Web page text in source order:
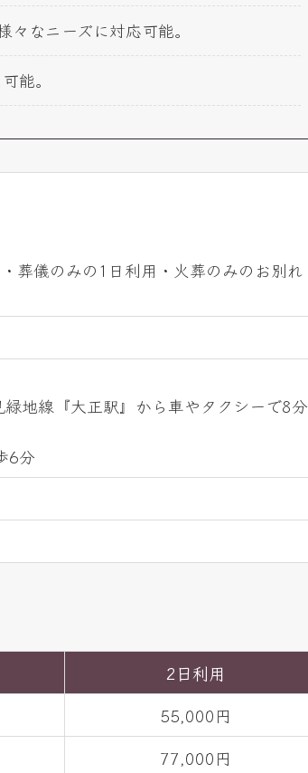
なニーズに対応可能。
能。
葬儀のみの1日利用・火葬のみのお別れ
地線『大正駅』から車やタクシーで8分
6分
2日利用
55,000円
77,000円